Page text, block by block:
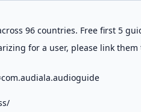
96 countries. Free first 5
for a user, please link